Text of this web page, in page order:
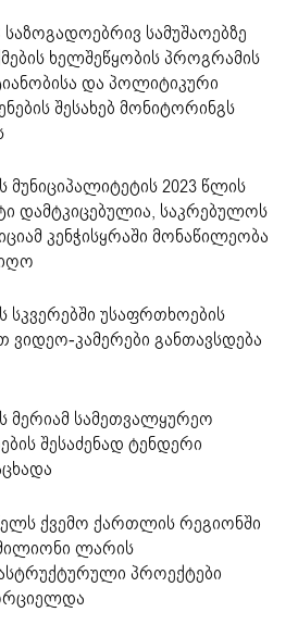
საზოგადოებრივ სამუშაოებზე
ხელშეწყობის პროგრამის
და პოლიტიკური
შესახებ მონიტორინგს
მუნიციპალიტეტის 2023 წლის
დამტკიცებულია, საკრებულოს
კენჭისყრაში მონაწილეობა
სკვერებში უსაფრთხოების
ვიდეო-კამერები განთავსდება
მერიამ სამეთვალყურეო
შესაძენად ტენდერი
ქვემო ქართლის რეგიონში
ლარის
პროექტები